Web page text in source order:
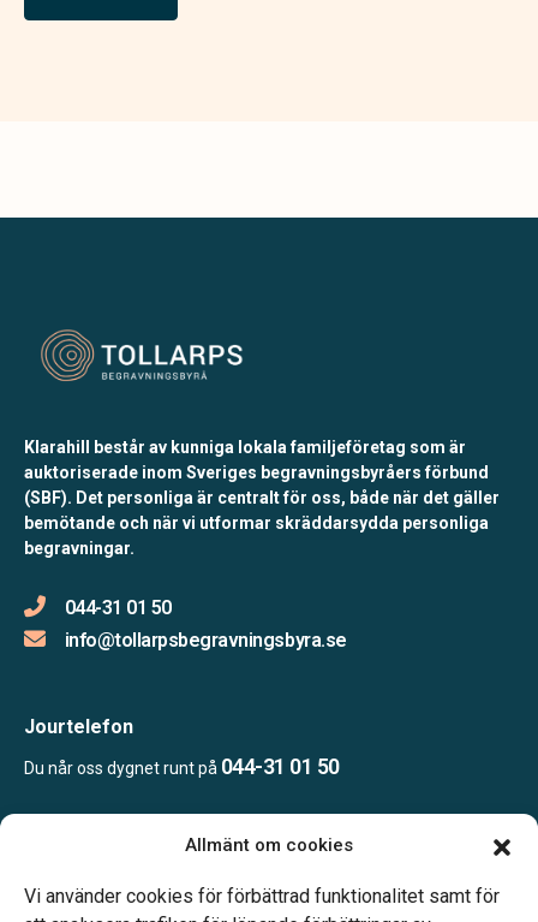
Allmänt om cookies
Vi använder cookies för förbättrad funktionalitet samt för
Klarahill består av kunniga lokala familjeföretag som är
auktoriserade inom Sveriges begravningsbyråers förbund
(SBF). Det personliga är centralt för oss, både när det gäller
bemötande och när vi utformar skräddarsydda personliga
begravningar.
044-31 01 50
info@tollarpsbegravningsbyra.se
Jourtelefon
Du når oss dygnet runt på 044-31 01 50
Efter överenskommelse
Telefonjour dygnet runt.